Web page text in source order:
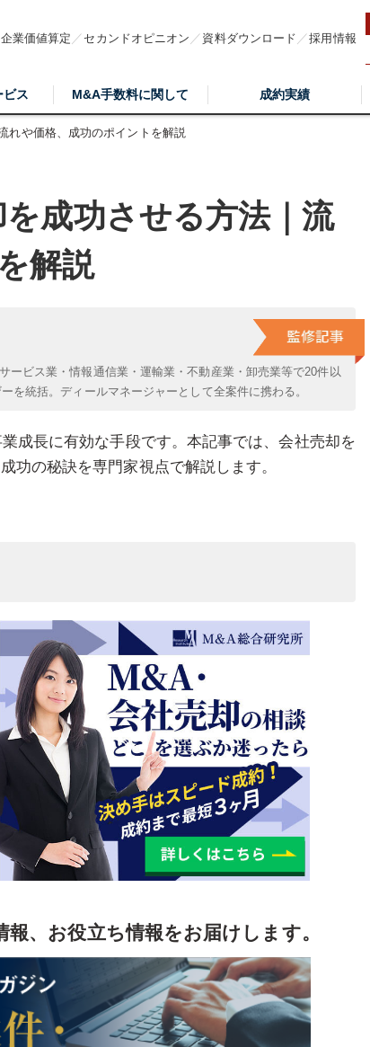
企業価値算定 セカンドオピニオン 資料ダウンロード 採用情報
ビス M&A手数料に関して 成約実績
れや価格、成功のポイントを解説
成功させる方法｜流
解説
ビス業・情報通信業・運輸業・不動産業・卸売業等で20件以
を統括。ディールマネージャーとして全案件に携わる。
成長に有効な手段です。本記事では、会社売却を
功の秘訣を専門家視点で解説します。
、お役立ち情報をお届けします。